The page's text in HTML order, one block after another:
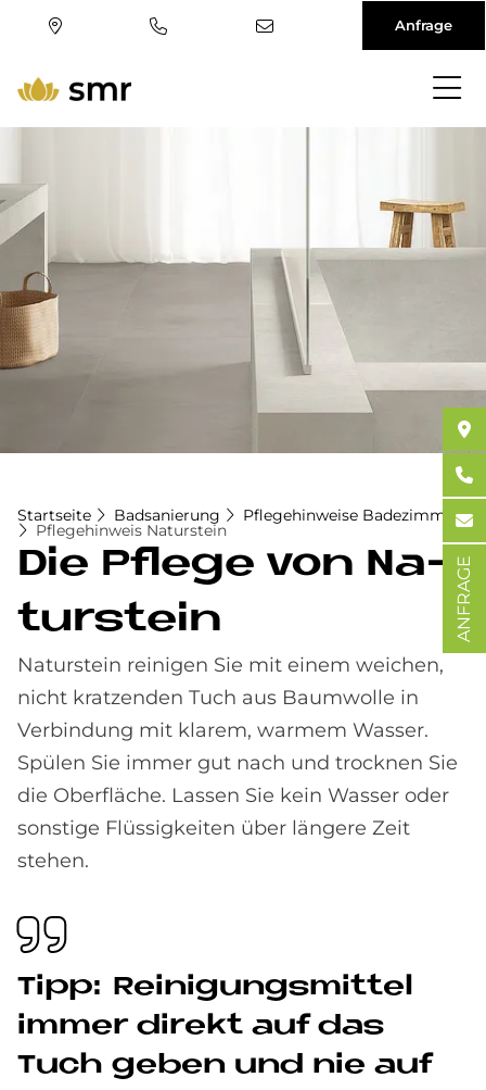
Anfrage
Startseite Badsanierung Pflegehinweise Badezimmer
Pflegehinweis Naturstein
Die Pfle­ge von Na­
tur­stein
Naturstein reinigen Sie mit einem weichen,
nicht kratzenden Tuch aus Baumwolle in
Verbindung mit klarem, warmem Wasser.
Spülen Sie immer gut nach und trocknen Sie
die Oberfläche. Lassen Sie kein Wasser oder
sonstige Flüssigkeiten über längere Zeit
stehen.
Tipp: Rei­ni­gungs­mit­tel
im­mer di­re­kt auf das
Tuch ge­ben und nie auf
ANFRAGE